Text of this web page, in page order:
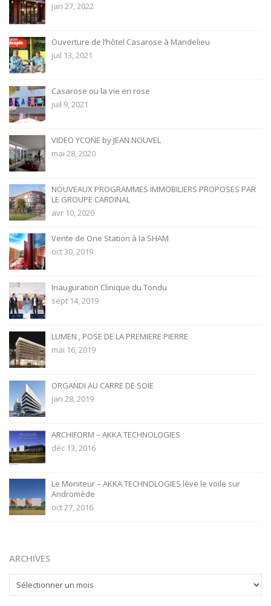
jan 27, 2022
Ouverture de l’hôtel Casarose à Mandelieu
juil 13, 2021
Casarose ou la vie en rose
juil 9, 2021
VIDEO YCONE by JEAN NOUVEL
mai 28, 2020
NOUVEAUX PROGRAMMES IMMOBILIERS PROPOSES PAR
LE GROUPE CARDINAL
avr 10, 2020
Vente de One Station à la SHAM
oct 30, 2019
Inauguration Clinique du Tondu
sept 14, 2019
LUMEN , POSE DE LA PREMIERE PIERRE
mai 16, 2019
ORGANDI AU CARRE DE SOIE
jan 28, 2019
ARCHIFORM – AKKA TECHNOLOGIES
déc 13, 2016
Le Moniteur – AKKA TECHNOLOGIES lève le voile sur
Andromède
oct 27, 2016
ARCHIVES
ARCHIVES